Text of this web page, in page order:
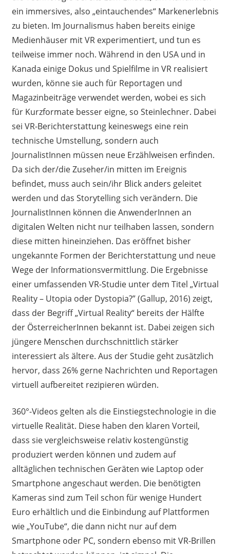
ein immersives, also „eintauchendes“ Markenerlebnis
zu bieten. Im Journalismus haben bereits einige
Medienhäuser mit VR experimentiert, und tun es
teilweise immer noch. Während in den USA und in
Kanada einige Dokus und Spielfilme in VR realisiert
wurden, könne sie auch für Reportagen und
Magazinbeiträge verwendet werden, wobei es sich
für Kurzformate besser eigne, so Steinlechner. Dabei
sei VR-Berichterstattung keineswegs eine rein
technische Umstellung, sondern auch
JournalistInnen müssen neue Erzählweisen erfinden.
Da sich der/die Zuseher/in mitten im Ereignis
befindet, muss auch sein/ihr Blick anders geleitet
werden und das Storytelling sich verändern. Die
JournalistInnen können die AnwenderInnen an
digitalen Welten nicht nur teilhaben lassen, sondern
diese mitten hineinziehen. Das eröffnet bisher
ungekannte Formen der Berichterstattung und neue
Wege der Informationsvermittlung. Die Ergebnisse
einer umfassenden VR-Studie unter dem Titel „Virtual
Reality – Utopia oder Dystopia?” (Gallup, 2016) zeigt,
dass der Begriff „Virtual Reality“ bereits der Hälfte
der ÖsterreicherInnen bekannt ist. Dabei zeigen sich
jüngere Menschen durchschnittlich stärker
interessiert als ältere. Aus der Studie geht zusätzlich
hervor, dass 26% gerne Nachrichten und Reportagen
virtuell aufbereitet rezipieren würden.
360°-Videos gelten als die Einstiegstechnologie in die
virtuelle Realität. Diese haben den klaren Vorteil,
dass sie vergleichsweise relativ kostengünstig
produziert werden können und zudem auf
alltäglichen technischen Geräten wie Laptop oder
Smartphone angeschaut werden. Die benötigten
Kameras sind zum Teil schon für wenige Hundert
Euro erhältlich und die Einbindung auf Plattformen
wie „YouTube“, die dann nicht nur auf dem
Smartphone oder PC, sondern ebenso mit VR-Brillen